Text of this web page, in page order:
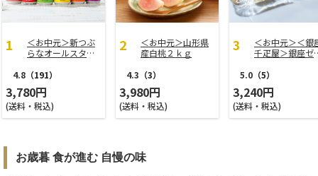
＜お中元＞新つぶ
らなオールスター
4.8 （191）
3,780円
(送料・税込)
＜お中元＞山形県
産白桃２ｋｇ
4.3 （3）
3,980円
(送料・税込)
＜お中元＞＜銀
千疋屋＞銀座ゼ
5.0 （5）
3,240円
(送料・税込)
お歳暮 食が進む 自慢の味